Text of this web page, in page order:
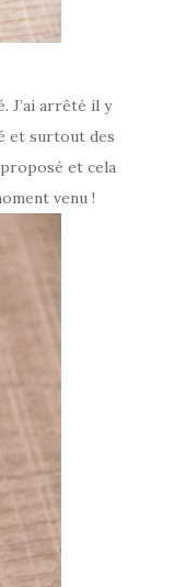
J’ai arrêté il y
et surtout des
et cela
venu !